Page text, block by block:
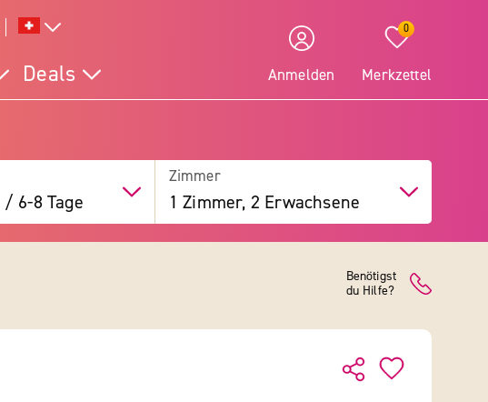
Deals Anmelden
0
Merkzettel
/ 6-8 Tage
Zimmer
1 Zimmer, 2 Erwachsene
Benötigst
du Hilfe?